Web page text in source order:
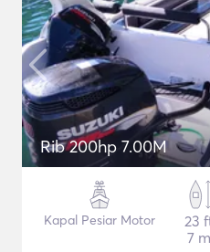
Rib 200hp 7.00M
Kapal Pesiar Motor
23
7 m